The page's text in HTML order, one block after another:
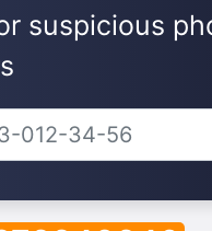
suspicious